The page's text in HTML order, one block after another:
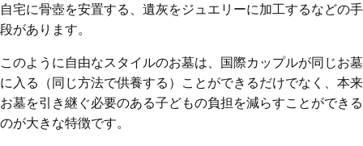
自宅に骨壺を安置する、遺灰をジュエリーに加工するなどの手
段があります。
このように自由なスタイルのお墓は、国際カップルが同じお墓
に入る（同じ方法で供養する）ことができるだけでなく、本来
お墓を引き継ぐ必要のある子どもの負担を減らすことができる
のが大きな特徴です。